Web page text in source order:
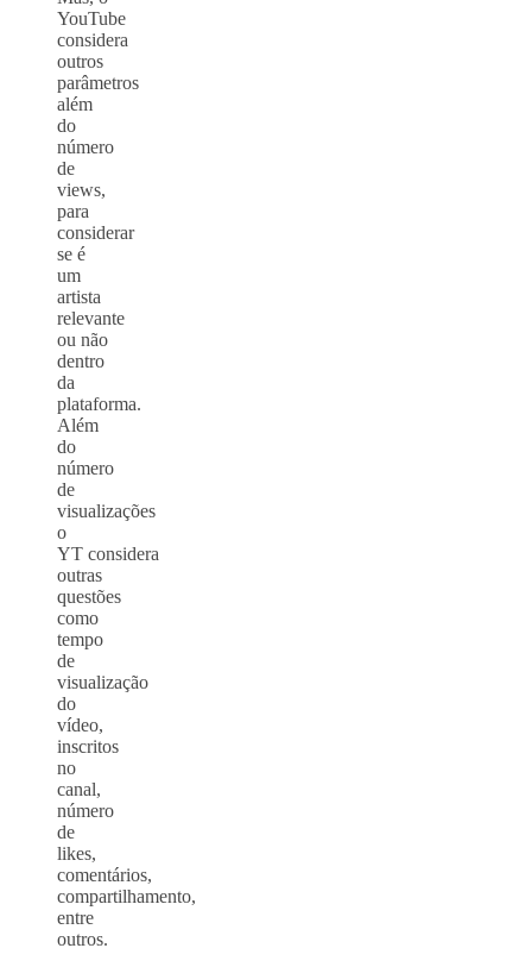
YouTube
considera
outros
parâmetros
além
do
número
de
views,
para
considerar
se é
um
artista
relevante
ou não
dentro
da
plataforma.
Além
do
número
de
visualizações
o
YT considera
outras
questões
como
tempo
de
visualização
do
vídeo,
inscritos
no
canal,
número
de
likes,
comentários,
compartilhamento,
entre
outros.